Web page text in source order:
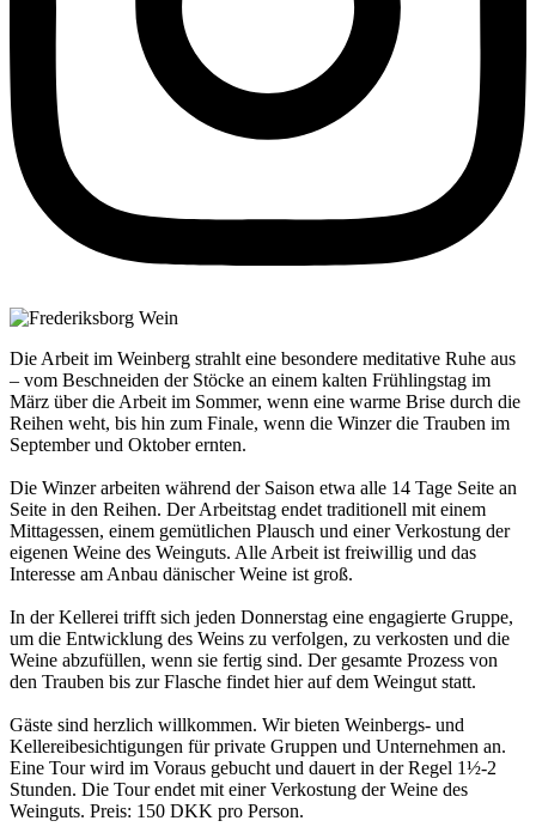
Die Arbeit im Weinberg strahlt eine besondere meditative Ruhe aus
– vom Beschneiden der Stöcke an einem kalten Frühlingstag im
März über die Arbeit im Sommer, wenn eine warme Brise durch die
Reihen weht, bis hin zum Finale, wenn die Winzer die Trauben im
September und Oktober ernten.
Die Winzer arbeiten während der Saison etwa alle 14 Tage Seite an
Seite in den Reihen. Der Arbeitstag endet traditionell mit einem
Mittagessen, einem gemütlichen Plausch und einer Verkostung der
eigenen Weine des Weinguts. Alle Arbeit ist freiwillig und das
Interesse am Anbau dänischer Weine ist groß.
In der Kellerei trifft sich jeden Donnerstag eine engagierte Gruppe,
um die Entwicklung des Weins zu verfolgen, zu verkosten und die
Weine abzufüllen, wenn sie fertig sind. Der gesamte Prozess von
den Trauben bis zur Flasche findet hier auf dem Weingut statt.
Gäste sind herzlich willkommen. Wir bieten Weinbergs- und
Kellereibesichtigungen für private Gruppen und Unternehmen an.
Eine Tour wird im Voraus gebucht und dauert in der Regel 1½-2
Stunden. Die Tour endet mit einer Verkostung der Weine des
Weinguts. Preis: 150 DKK pro Person.